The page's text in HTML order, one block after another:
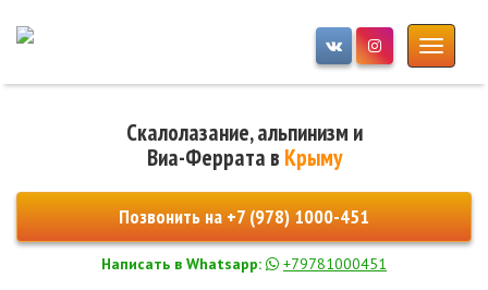
Скалолазание, альпинизм и
Виа-Феррата в Крыму
Позвонить на+7 (978) 1000-451
Написать в Whatsapp: +79781000451